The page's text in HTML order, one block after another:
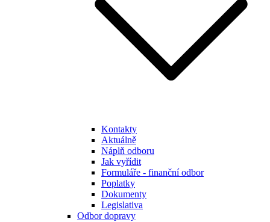
Kontakty
Aktuálně
Náplň odboru
Jak vyřídit
Formuláře - finanční odbor
Poplatky
Dokumenty
Legislativa
Odbor dopravy